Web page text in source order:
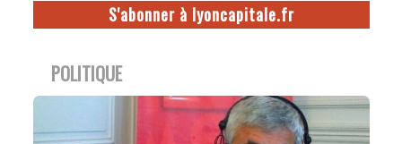
S'abonner à lyoncapitale.fr
POLITIQUE